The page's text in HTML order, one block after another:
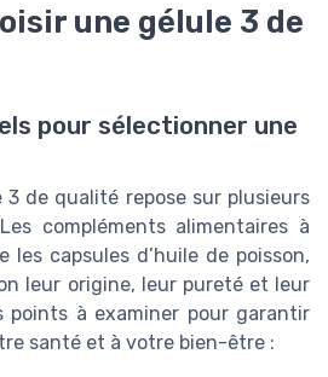
une gélule 3 de
pour sélectionner une
3 de qualité repose sur plusieurs
compléments alimentaires à
les capsules d’huile de poisson,
leur origine, leur pureté et leur
points à examiner pour garantir
santé et à votre bien-être :